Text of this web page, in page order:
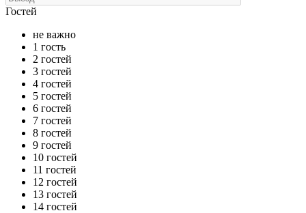
Гостей
не важно
1 гость
2 гостей
3 гостей
4 гостей
5 гостей
6 гостей
7 гостей
8 гостей
9 гостей
10 гостей
11 гостей
12 гостей
13 гостей
14 гостей